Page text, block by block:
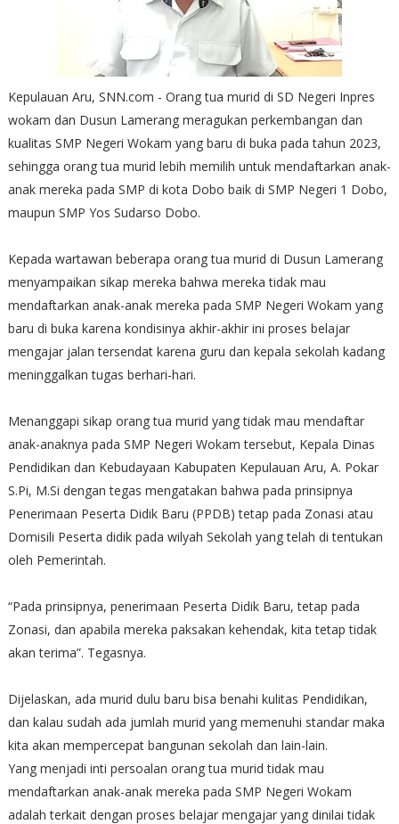
Kepulauan Aru, SNN.com - Orang tua murid di SD Negeri Inpres
wokam dan Dusun Lamerang meragukan perkembangan dan
kualitas SMP Negeri Wokam yang baru di buka pada tahun 2023,
sehingga orang tua murid lebih memilih untuk mendaftarkan anak-
anak mereka pada SMP di kota Dobo baik di SMP Negeri 1 Dobo,
maupun SMP Yos Sudarso Dobo.
Kepada wartawan beberapa orang tua murid di Dusun Lamerang
menyampaikan sikap mereka bahwa mereka tidak mau
mendaftarkan anak-anak mereka pada SMP Negeri Wokam yang
baru di buka karena kondisinya akhir-akhir ini proses belajar
mengajar jalan tersendat karena guru dan kepala sekolah kadang
meninggalkan tugas berhari-hari.
Menanggapi sikap orang tua murid yang tidak mau mendaftar
anak-anaknya pada SMP Negeri Wokam tersebut, Kepala Dinas
Pendidikan dan Kebudayaan Kabupaten Kepulauan Aru, A. Pokar
S.Pi, M.Si dengan tegas mengatakan bahwa pada prinsipnya
Penerimaan Peserta Didik Baru (PPDB) tetap pada Zonasi atau
Domisili Peserta didik pada wilyah Sekolah yang telah di tentukan
oleh Pemerintah.
“Pada prinsipnya, penerimaan Peserta Didik Baru, tetap pada
Zonasi, dan apabila mereka paksakan kehendak, kita tetap tidak
akan terima”. Tegasnya.
Dijelaskan, ada murid dulu baru bisa benahi kulitas Pendidikan,
dan kalau sudah ada jumlah murid yang memenuhi standar maka
kita akan mempercepat bangunan sekolah dan lain-lain.
Yang menjadi inti persoalan orang tua murid tidak mau
mendaftarkan anak-anak mereka pada SMP Negeri Wokam
adalah terkait dengan proses belajar mengajar yang dinilai tidak